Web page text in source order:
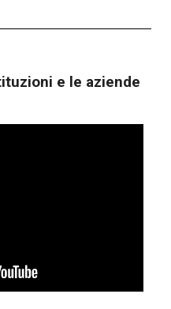
e le aziende